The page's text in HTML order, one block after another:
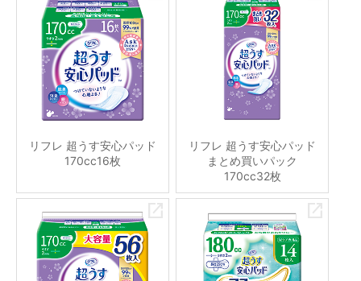
リフレ 超うす安心パッド
170cc16枚
リフレ 超うす安心パッド
まとめ買いパック
170cc32枚